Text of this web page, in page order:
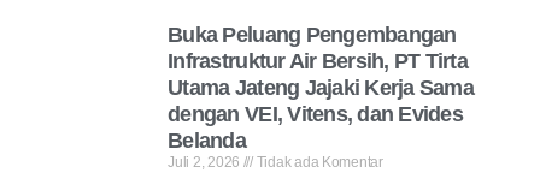
Buka Peluang Pengembangan
Infrastruktur Air Bersih, PT Tirta
Utama Jateng Jajaki Kerja Sama
dengan VEI, Vitens, dan Evides
Belanda
Juli 2, 2026 Tidak ada Komentar